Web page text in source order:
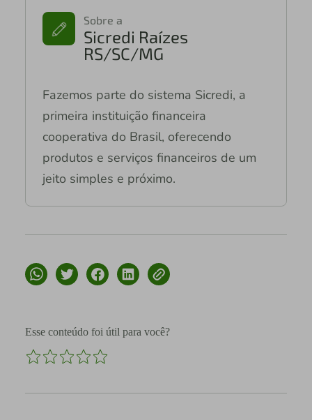
Sobre a
Sicredi Raízes
RS/SC/MG
Fazemos parte do sistema Sicredi, a
primeira instituição financeira
cooperativa do Brasil, oferecendo
produtos e serviços financeiros de um
jeito simples e próximo.
Esse conteúdo foi útil para você?